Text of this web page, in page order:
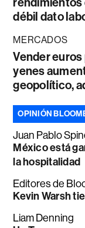
débil dato
MERCADOS
Vender
yenes
geopolítico,
OPINIÓN
Juan Pablo
México está
la hospitalidad
Editores de
Kevin Warsh
Liam Denning